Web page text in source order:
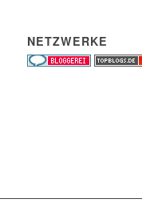
NETZWERKE